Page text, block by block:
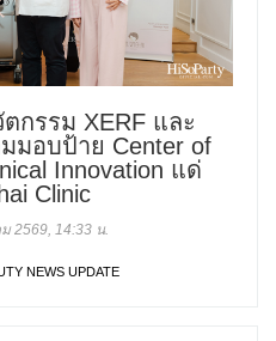
กรรม XERF และ
มอบป้าย Center of
Innovation แด่
Clinic
2569, 14:33 น.
NEWS UPDATE